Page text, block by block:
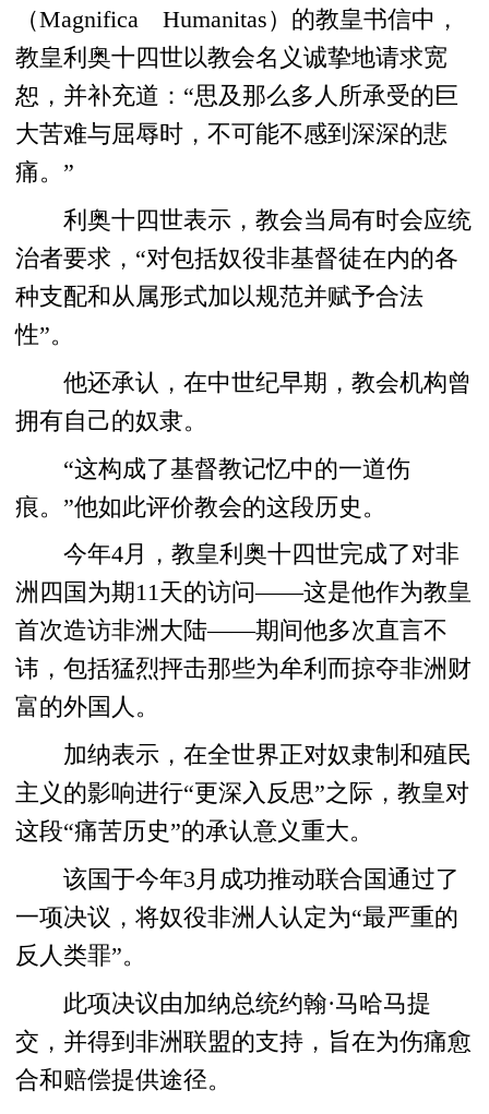
（Magnifica Humanitas）的教皇书信中，
教皇利奥十四世以教会名义诚挚地请求宽
恕，并补充道：“思及那么多人所承受的巨
大苦难与屈辱时，不可能不感到深深的悲
痛。”
利奥十四世表示，教会当局有时会应统
治者要求，“对包括奴役非基督徒在内的各
种支配和从属形式加以规范并赋予合法
性”。
他还承认，在中世纪早期，教会机构曾
拥有自己的奴隶。
“这构成了基督教记忆中的一道伤
痕。”他如此评价教会的这段历史。
今年4月，教皇利奥十四世完成了对非
洲四国为期11天的访问——这是他作为教皇
首次造访非洲大陆——期间他多次直言不
讳，包括猛烈抨击那些为牟利而掠夺非洲财
富的外国人。
加纳表示，在全世界正对奴隶制和殖民
主义的影响进行“更深入反思”之际，教皇对
这段“痛苦历史”的承认意义重大。
该国于今年3月成功推动联合国通过了
一项决议，将奴役非洲人认定为“最严重的
反人类罪”。
此项决议由加纳总统约翰·马哈马提
交，并得到非洲联盟的支持，旨在为伤痛愈
合和赔偿提供途径。